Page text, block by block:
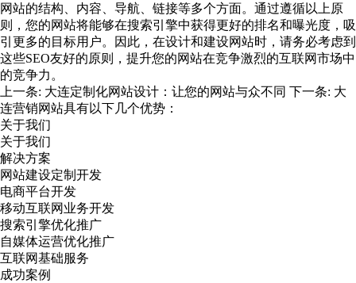
网站的结构、内容、导航、链接等多个方面。通过遵循以上原
则，您的网站将能够在搜索引擎中获得更好的排名和曝光度，吸
引更多的目标用户。因此，在设计和建设网站时，请务必考虑到
这些SEO友好的原则，提升您的网站在竞争激烈的互联网市场中
的竞争力。
上一条: 大连定制化网站设计：让您的网站与众不同 下一条: 大
连营销网站具有以下几个优势：
关于我们
关于我们
解决方案
网站建设定制开发
电商平台开发
移动互联网业务开发
搜索引擎优化推广
自媒体运营优化推广
互联网基础服务
成功案例